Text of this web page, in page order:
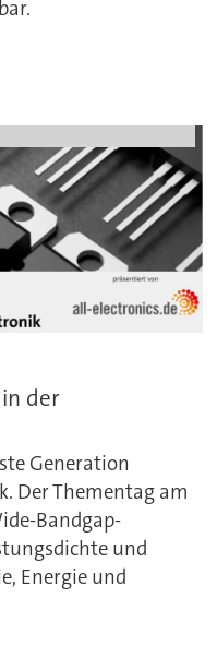
der
Generation
Der Thementag am
Bandgap-
und
Energie und